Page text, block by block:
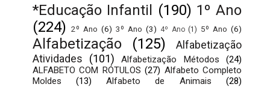
*Educação Infantil (190) 1º Ano
(224) 2º Ano (6) 3º Ano (3) 4º Ano (1) 5º Ano (6)
Alfabetização (125)
Alfabetização
Atividades
(101) Alfabetização Métodos
(24)
ALFABETO COM RÓTULOS (27) Alfabeto Completo
Moldes
(13) Alfabeto de Animais (28)